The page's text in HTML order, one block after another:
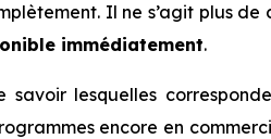
Il ne s’agit plus de
immédiatement.
lesquelles
encore en